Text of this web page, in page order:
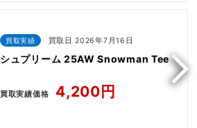
買取実績 買取日 2026年7月16日
シュプリーム 25AW Snowman Tee
買取実績価格 4,200円